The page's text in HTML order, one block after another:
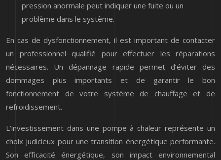
pression anormale peut indiquer une fuite ou un
problème dans le système.
En cas de dysfonctionnement, il est important de contacter
un professionnel qualifié pour effectuer les réparations
nécessaires. Un dépannage rapide permet d’éviter des
dommages plus importants et de garantir le bon
fonctionnement de votre système de chauffage et de
refroidissement.
L’investissement dans une pompe à chaleur représente un
choix judicieux pour une transition énergétique performante.
Son efficacité énergétique, son impact environnemental